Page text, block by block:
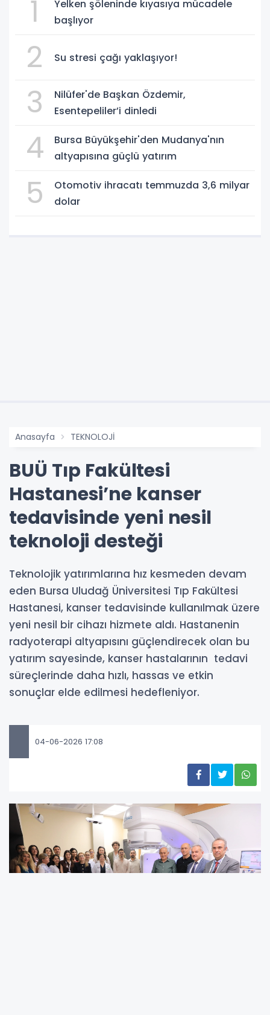
1
Yelken şöleninde kıyasıya mücadele
başlıyor
2 Su stresi çağı yaklaşıyor!
3
Nilüfer'de Başkan Özdemir,
Esentepeliler’i dinledi
4
Bursa Büyükşehir'den Mudanya'nın
altyapısına güçlü yatırım
5
Otomotiv ihracatı temmuzda 3,6 milyar
dolar
Anasayfa TEKNOLOJİ
BUÜ Tıp Fakültesi
Hastanesi’ne kanser
tedavisinde yeni nesil
teknoloji desteği
Teknolojik yatırımlarına hız kesmeden devam
eden Bursa Uludağ Üniversitesi Tıp Fakültesi
Hastanesi, kanser tedavisinde kullanılmak üzere
yeni nesil bir cihazı hizmete aldı. Hastanenin
radyoterapi altyapısını güçlendirecek olan bu
yatırım sayesinde, kanser hastalarının tedavi
süreçlerinde daha hızlı, hassas ve etkin
sonuçlar elde edilmesi hedefleniyor.
04-06-2026 17:08